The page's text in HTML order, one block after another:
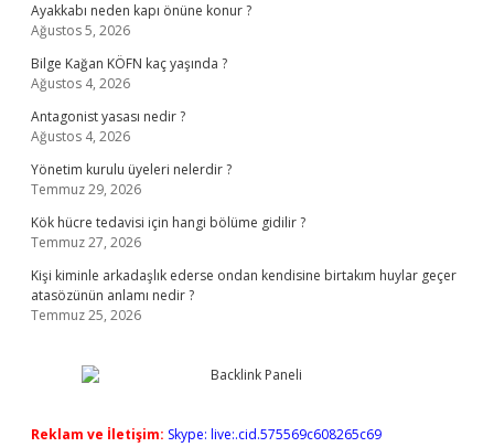
Ayakkabı neden kapı önüne konur ?
Ağustos 5, 2026
Bilge Kağan KÖFN kaç yaşında ?
Ağustos 4, 2026
Antagonist yasası nedir ?
Ağustos 4, 2026
Yönetim kurulu üyeleri nelerdir ?
Temmuz 29, 2026
Kök hücre tedavisi için hangi bölüme gidilir ?
Temmuz 27, 2026
Kişi kiminle arkadaşlık ederse ondan kendisine birtakım huylar geçer
atasözünün anlamı nedir ?
Temmuz 25, 2026
Reklam ve İletişim: Skype: live:.cid.575569c608265c69